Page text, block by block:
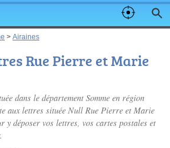
> Airaines
Rue Pierre et Marie
dans le département Somme en région
aux lettres située Null Rue Pierre et Marie
y déposer vos lettres, vos cartes postales et